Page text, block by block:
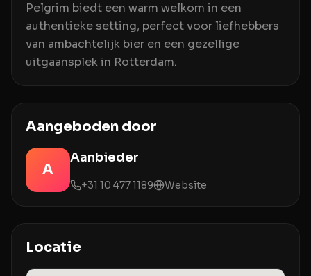
Pelgrim biedt een warm welkom in een
authentieke setting, perfect voor liefhebbers
van ambachtelijk bier en een gezellige
uitgaansplek in Rotterdam.
Aangeboden door
A
Aanbieder
+31 10 477 1189 Website
Locatie